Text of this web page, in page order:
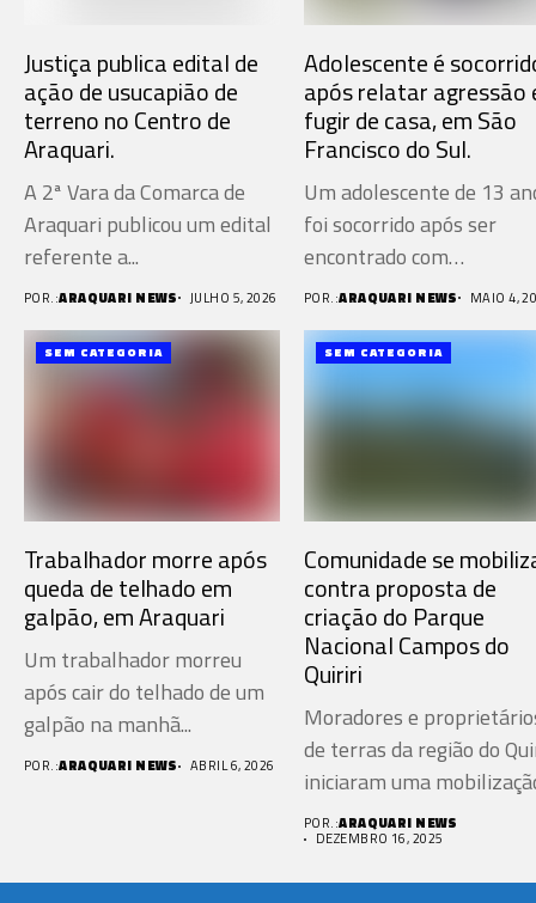
Justiça publica edital de
ação de usucapião de
terreno no Centro de
Araquari.
A 2ª Vara da Comarca de
Araquari publicou um edital
referente a...
POR.:ARAQUARI NEWS JULHO 5, 2026
Adolescente é
após relatar agressão
fugir de casa, em São
Francisco do Sul.
Um adolescente de 13
foi socorrido após ser
encontrado com
escoriações...
POR.:ARAQUARI NEWS MAIO 4,
SEM CATEGORIA
Trabalhador morre após
queda de telhado em
galpão, em Araquari
Um trabalhador morreu
após cair do telhado de um
galpão na manhã...
POR.:ARAQUARI NEWS ABRIL 6, 2026
SEM CATEGORIA
Comunidade se
contra proposta de
criação do Parque
Nacional Campos do
Quiriri
Moradores e
de terras da região do
iniciaram uma
POR.:ARAQUARI NEWS
DEZEMBRO 16, 2025